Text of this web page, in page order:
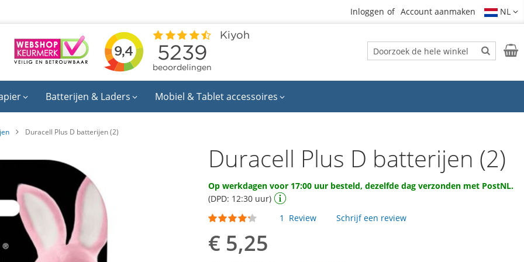
Inloggen Account aanmaken NL
Zoek
Zoek
Batterijen & Laders Mobiel & Tablet accessoires
Duracell Plus D batterijen (2)
Duracell Plus D batterijen (2)
Op werkdagen voor 17:00 uur besteld, dezelfde dag verzonden met PostNL.
(DPD: 12:30 uur)
Waardering:
1 Review Schrijf een review
€ 5,25